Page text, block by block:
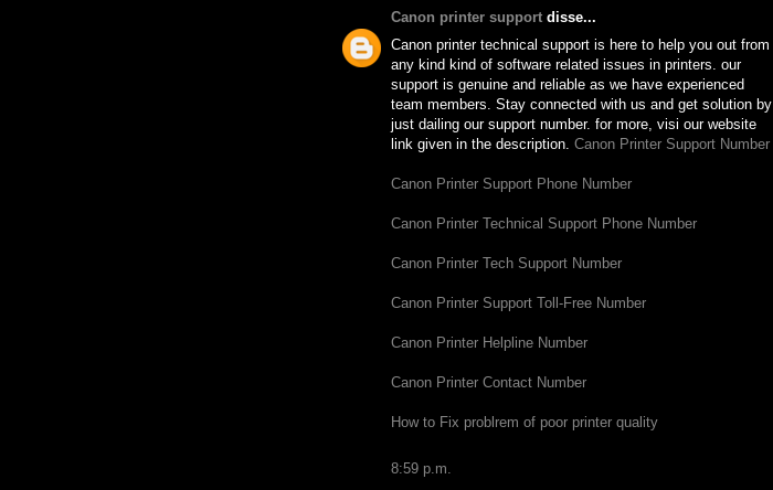
Canon printer support disse...
Canon printer technical support is here to help you out from
any kind kind of software related issues in printers. our
support is genuine and reliable as we have experienced
team members. Stay connected with us and get solution by
just dailing our support number. for more, visi our website
link given in the description. Canon Printer Support Number
Canon Printer Support Phone Number
Canon Printer Technical Support Phone Number
Canon Printer Tech Support Number
Canon Printer Support Toll-Free Number
Canon Printer Helpline Number
Canon Printer Contact Number
How to Fix problrem of poor printer quality
8:59 p.m.